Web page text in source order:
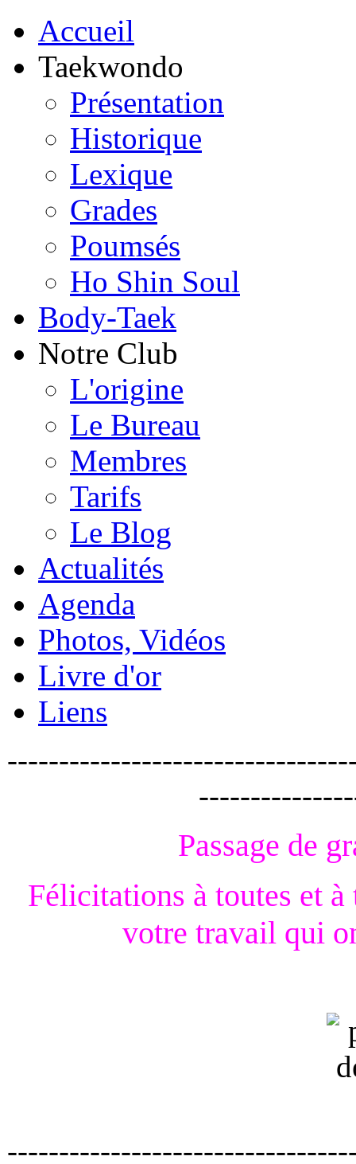
Accueil
Taekwondo
Présentation
Historique
Lexique
Grades
Poumsés
Ho Shin Soul
Body-Taek
Notre Club
L'origine
Le Bureau
Membres
Tarifs
Le Blog
Actualités
Agenda
Photos, Vidéos
Livre d'or
Liens
Passage de
Félicitations à toutes et
votre travail qui